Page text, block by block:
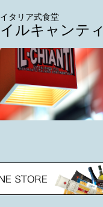
イタリア式食堂
イルキャンティ